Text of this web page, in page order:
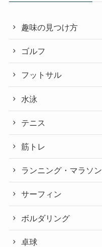
趣味の見つけ方
ゴルフ
フットサル
水泳
テニス
筋トレ
ランニング・マラソン
サーフィン
ボルダリング
卓球